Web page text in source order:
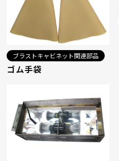
ブラストキャビネット関連部品
ゴム手袋